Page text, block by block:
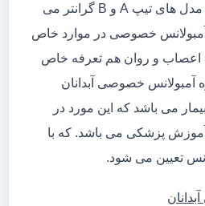
مدل ها گرانتر و بعد از آن مدل های تیپ A و B گرانتر می
آمبولانس خصوصی در موارد خاص
اعصاب و روان هم تعرفه خاص
آمبولانس خصوصی آبدانان
بیمار می باشد که این مورد در
آموزش پزشکی می باشد. که با
تعیین می شود.